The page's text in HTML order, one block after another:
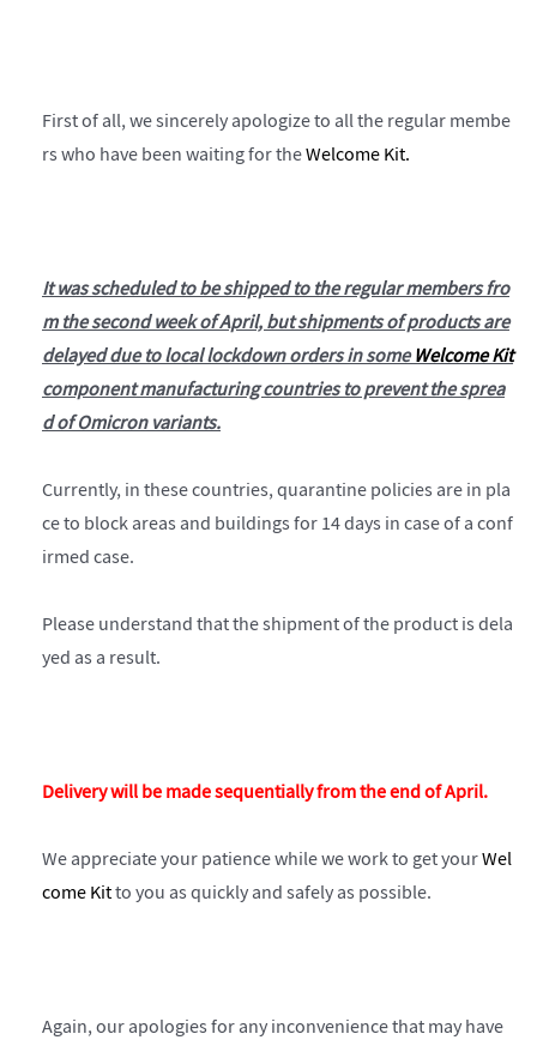
First of all, we sincerely apologize to all the regular membe
rs who have been waiting for theWelcome Kit.
It was scheduled to be shipped to the regular members fro
m the second week of April, but shipments of products are
delayed due to local lockdown orders in someWelcome Kit
component manufacturing countries to prevent the sprea
d of Omicron variants.
Currently, in these countries, quarantine policies are in pla
ce to block areas and buildings for 14 days in case of a conf
irmed case.
Please understand that the shipment of the product is dela
yed as a result.
Delivery will be made sequentially from the end of April.
We appreciate your patience while we work to get yourWel
come Kitto you as quickly and safely as possible.
Again, our apologies for any inconvenience that may have